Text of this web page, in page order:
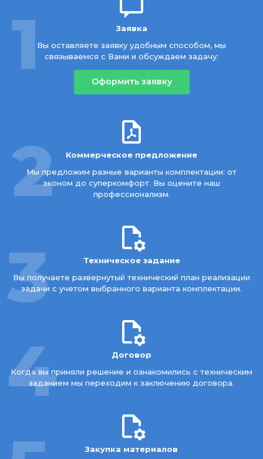
1
Заявка
Вы оставляете заявку удобным способом, мы
связываемся с Вами и обсуждаем задачу:
Оформить заявку
2
Коммерческое предложение
Мы предложим разные варианты комплектации: от
эконом до суперкомфорт. Вы оцените наш
профессионализм.
3
Техническое задание
Вы получаете развернутый технический план реализации
задачи с учетом выбранного варианта комплектации.
4
Договор
Когда вы приняли решение и ознакомились с техническим
заданием мы переходим к заключению договора.
Закупка материалов